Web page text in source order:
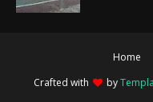
Home
Crafted with
by